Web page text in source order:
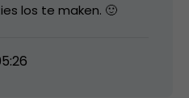
los te maken. 🙂